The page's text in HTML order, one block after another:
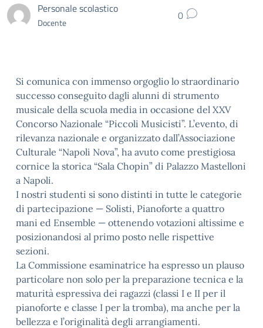
Personale scolastico
Docente 0
Si comunica con immenso orgoglio lo straordinario
successo conseguito dagli alunni di strumento
musicale della scuola media in occasione del XXV
Concorso Nazionale “Piccoli Musicisti”. L’evento, di
rilevanza nazionale e organizzato dall’Associazione
Culturale “Napoli Nova”, ha avuto come prestigiosa
cornice la storica “Sala Chopin” di Palazzo Mastelloni
a Napoli.
I nostri studenti si sono distinti in tutte le categorie
di partecipazione — Solisti, Pianoforte a quattro
mani ed Ensemble — ottenendo votazioni altissime e
posizionandosi al primo posto nelle rispettive
sezioni.
La Commissione esaminatrice ha espresso un plauso
particolare non solo per la preparazione tecnica e la
maturità espressiva dei ragazzi (classi I e II per il
pianoforte e classe I per la tromba), ma anche per la
bellezza e l’originalità degli arrangiamenti.